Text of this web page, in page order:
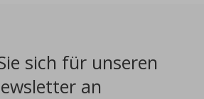
sich für unseren
an